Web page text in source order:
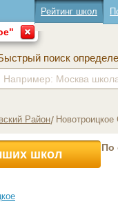
Рейтинг школ
поиск
Район Новотроицкое
школ По